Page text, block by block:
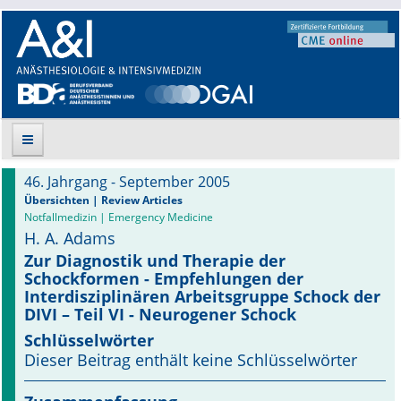
Suche
Aktuelle Ausgabe
Leitlinien
Archiv
Supplements
Supplements OrphanAnesthesia
46. Jahrgang - September 2005
Übersichten | Review Articles
Notfallmedizin | Emergency Medicine
H. A. Adams
Zur Diagnostik und Therapie der
Schockformen - Empfehlungen der
Interdisziplinären Arbeitsgruppe Schock der
DIVI – Teil VI - Neurogener Schock
Schlüsselwörter
Dieser Beitrag enthält keine Schlüsselwörter